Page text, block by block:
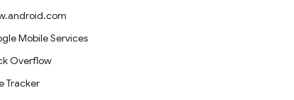
Mobile Services
Overflow
Tracker